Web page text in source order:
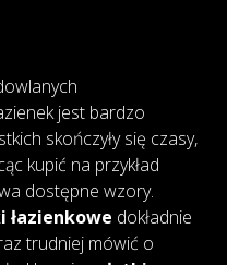
jest bardzo
skończyły się czasy,
kupić na przykład
dostępne wzory.
łazienkowe dokładnie
trudniej mówić o